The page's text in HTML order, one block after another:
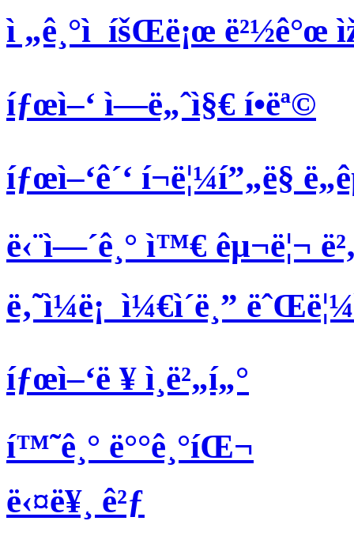
ì „ê¸°ì  íšŒë¡œ ë²½ê°œ
íƒœì–‘ ì—ë„ˆì§€ í•­ëª©
íƒœì–‘ê´‘ í¬ë¦¼í”„ë§
ë‹¨ì—´ê¸° ì™€ êµ¬ë¦¬
ë‚˜ì¼ë¡ ì¼€ì´ë¸”
íƒœì–‘ë ¥ ì¸ë²„í„°
í™˜ê¸° ë°°ê¸°íŒ¬
ë‹¤ë¥¸ ê²ƒ